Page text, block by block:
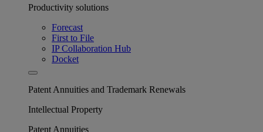
Productivity solutions
Forecast
First to File
IP Collaboration Hub
Docket
Patent Annuities and Trademark Renewals
Intellectual Property
Patent Annuities